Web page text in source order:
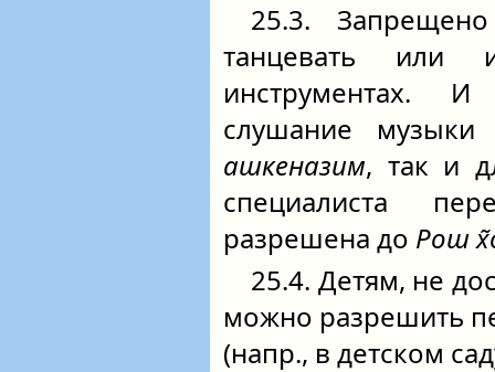
25.3.
танцевать или
инструментах.
слушание
ашкеназим, так и
специалиста
разрешена до Рош
25.4. Детям, не
можно разрешить
(напр., в детском